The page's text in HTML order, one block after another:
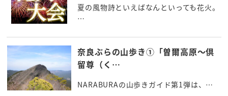
夏の風物詩といえばなんといっても花火。
…
奈良ぶらの山歩き①「曽爾高原～倶
留尊（く…
NARABURAの山歩きガイド第1弾は、…